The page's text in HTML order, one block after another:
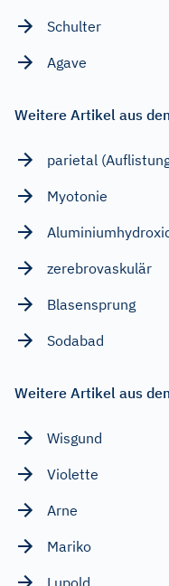
Schulter
Agave
Weitere Artikel aus
parietal
Myotonie
zerebrovaskulär
Blasensprung
Sodabad
Weitere Artikel aus
Wisgund
Violette
Arne
Mariko
Lupold